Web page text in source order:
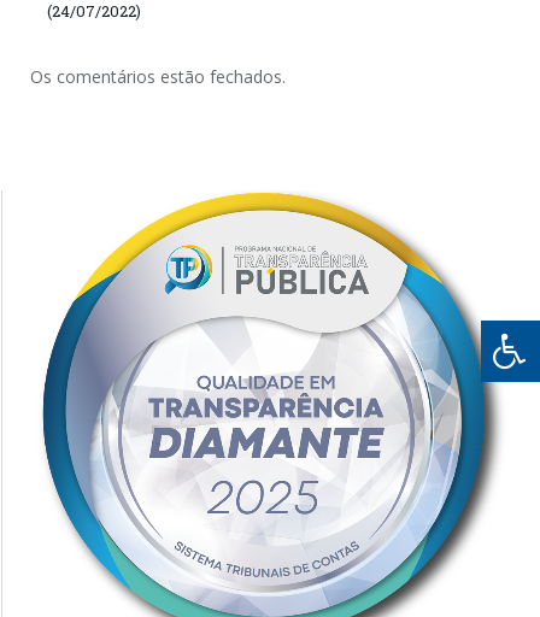
(24/07/2022)
Os comentários estão fechados.